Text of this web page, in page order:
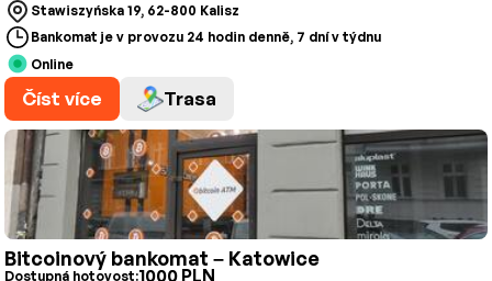
Stawiszyńska 19, 62-800 Kalisz
Bankomat je v provozu 24 hodin denně, 7 dní v týdnu
Online
Číst více Trasa
Bitcoinový bankomat – Katowice
Dostupná hotovost:1000 PLN